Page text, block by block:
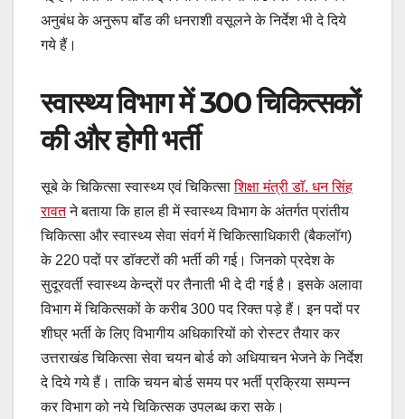
अनुबंध के अनुरूप बाॅंड की धनराशी वसूलने के निर्देश भी दे दिये
गये हैं।
स्वास्थ्य विभाग में 300 चिकित्सकों
की और होगी भर्ती
सूबे के चिकित्सा स्वास्थ्य एवं चिकित्साशिक्षा मंत्री डाॅ. धन सिंह
रावतने बताया कि हाल ही में स्वास्थ्य विभाग के अंतर्गत प्रांतीय
चिकित्सा और स्वास्थ्य सेवा संवर्ग में चिकित्साधिकारी (बैकलॉग)
के 220 पदों पर डाॅक्टरों की भर्ती की गई। जिनको प्रदेश के
सुदूरवर्ती स्वास्थ्य केन्द्रों पर तैनाती भी दे दी गई है। इसके अलावा
विभाग में चिकित्सकों के करीब 300 पद रिक्त पड़े हैं। इन पदों पर
शीघ्र भर्ती के लिए विभागीय अधिकारियों को रोस्टर तैयार कर
उत्तराखंड चिकित्सा सेवा चयन बोर्ड को अधियाचन भेजने के निर्देश
दे दिये गये हैं। ताकि चयन बोर्ड समय पर भर्ती प्रक्रिया सम्पन्न
कर विभाग को नये चिकित्सक उपलब्ध करा सके।